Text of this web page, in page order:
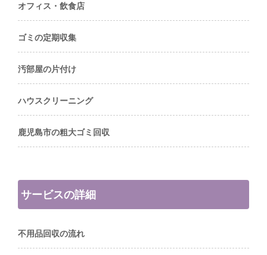
オフィス・飲食店
ゴミの定期収集
汚部屋の片付け
ハウスクリーニング
鹿児島市の粗大ゴミ回収
サービスの詳細
不用品回収の流れ